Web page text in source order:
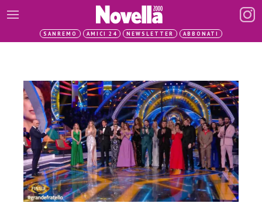
SANREMO AMICI 24 NEWSLETTER ABBONATI